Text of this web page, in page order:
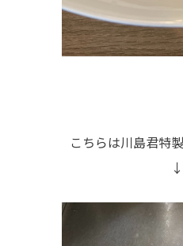
こちらは川島君特
↓